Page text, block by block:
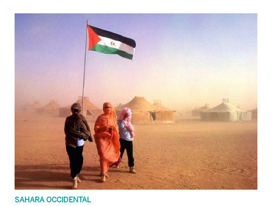
SAHARA OCCIDENTAL